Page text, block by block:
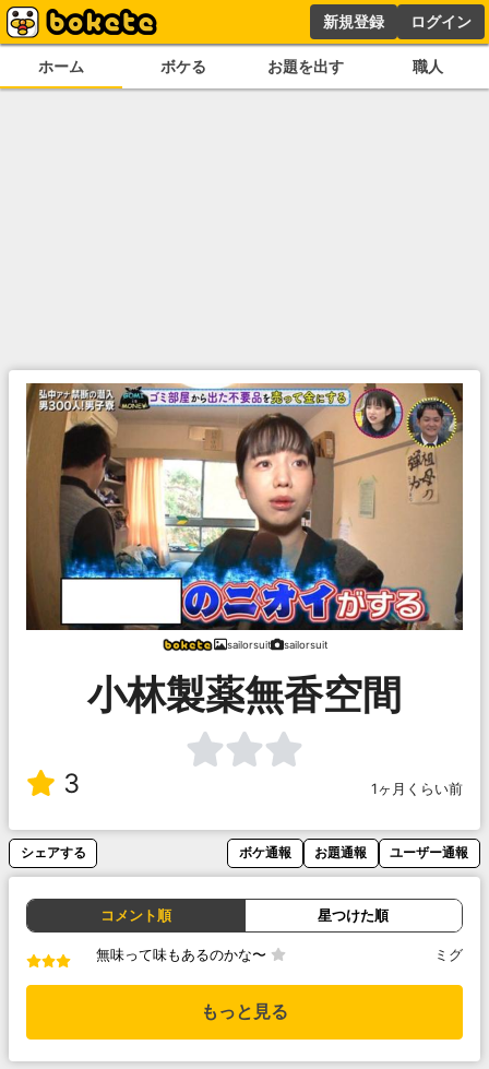
新規登録 ログイン
ホーム ボケる お題を出す 職人
sailorsuit sailorsuit
小林製薬無香空間
3 1ヶ月くらい前
シェアする ボケ通報 お題通報 ユーザー通報
コメント順 星つけた順
無味って味もあるのかな〜 ミグ
もっと見る